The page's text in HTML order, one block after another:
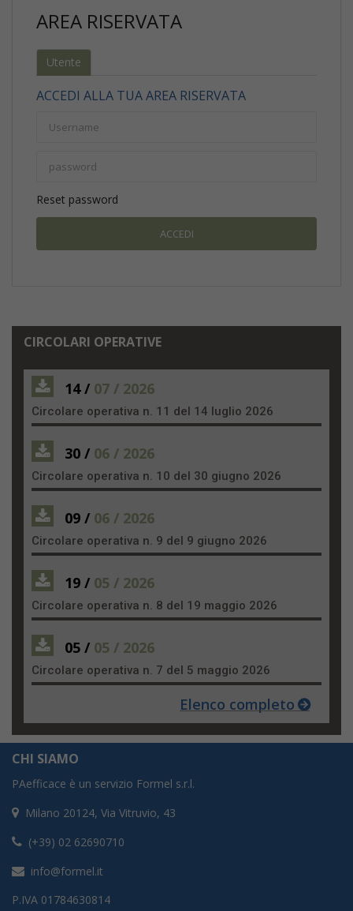
AREA RISERVATA
Utente
ACCEDI ALLA TUA AREA RISERVATA
Reset password
CIRCOLARI OPERATIVE
14 / 07 / 2026
Circolare operativa n. 11 del 14 luglio 2026
30 / 06 / 2026
Circolare operativa n. 10 del 30 giugno 2026
09 / 06 / 2026
Circolare operativa n. 9 del 9 giugno 2026
19 / 05 / 2026
Circolare operativa n. 8 del 19 maggio 2026
05 / 05 / 2026
Circolare operativa n. 7 del 5 maggio 2026
Elenco completo
CHI SIAMO
PAefficace è un servizio Formel s.r.l.
Milano 20124, Via Vitruvio, 43
(+39) 02 62690710
info@formel.it
P.IVA 01784630814